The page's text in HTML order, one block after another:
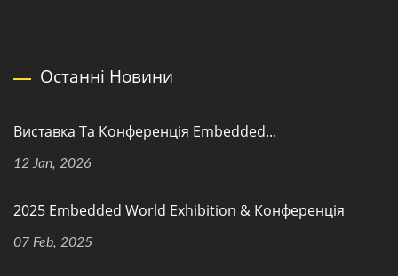
Останні Новини
Виставка Та Конференція Embedded...
12 Jan, 2026
2025 Embedded World Exhibition & Конференція
07 Feb, 2025